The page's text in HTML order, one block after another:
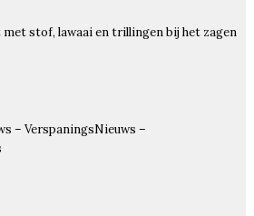
met stof, lawaai en trillingen bij het zagen
– VerspaningsNieuws –